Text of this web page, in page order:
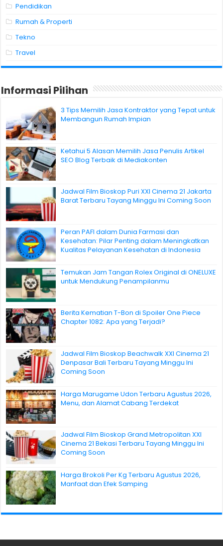
Pendidikan
Rumah & Properti
Tekno
Travel
Informasi Pilihan
3 Tips Memilih Jasa Kontraktor yang Tepat untuk
Membangun Rumah Impian
Ketahui 5 Alasan Memilih Jasa Penulis Artikel
SEO Blog Terbaik di Mediakonten
Jadwal Film Bioskop Puri XXI Cinema 21 Jakarta
Barat Terbaru Tayang Minggu Ini Coming Soon
Peran PAFI dalam Dunia Farmasi dan
Kesehatan: Pilar Penting dalam Meningkatkan
Kualitas Pelayanan Kesehatan di Indonesia
Temukan Jam Tangan Rolex Original di ONELUXE
untuk Mendukung Penampilanmu
Berita Kematian T-Bon di Spoiler One Piece
Chapter 1082: Apa yang Terjadi?
Jadwal Film Bioskop Beachwalk XXI Cinema 21
Denpasar Bali Terbaru Tayang Minggu Ini
Coming Soon
Harga Marugame Udon Terbaru Agustus 2026,
Menu, dan Alamat Cabang Terdekat
Jadwal Film Bioskop Grand Metropolitan XXI
Cinema 21 Bekasi Terbaru Tayang Minggu Ini
Coming Soon
Harga Brokoli Per Kg Terbaru Agustus 2026,
Manfaat dan Efek Samping